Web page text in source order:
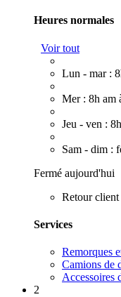
Heures normales
Voir tout
Lun - mar :
Mer : 8h am
Jeu - ven :
Sam - dim :
Fermé aujourd'hui
Retour client
Services
Remorques
Camions de
Accessoires
2